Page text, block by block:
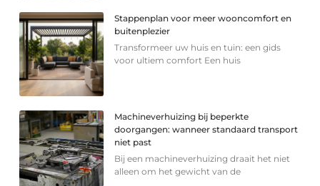
Stappenplan voor meer wooncomfort en
buitenplezier
Transformeer uw huis en tuin: een gids
voor ultiem comfort Een huis
Machineverhuizing bij beperkte
doorgangen: wanneer standaard transport
niet past
Bij een machineverhuizing draait het niet
alleen om het gewicht van de